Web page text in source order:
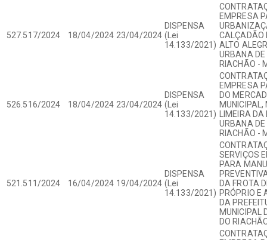
527.517/2024 18/04/2024 23/04/2024
DISPENSA
(Lei
14.133/2021)
EMPRESA
CALÇADÃO
ALTO
URBANA
RIACHÃO -
526.516/2024 18/04/2024 23/04/2024
DISPENSA
(Lei
14.133/2021)
EMPRESA
DO
MUNICIPAL,
LIMEIRA DA
URBANA
RIACHÃO -
521.511/2024 16/04/2024 19/04/2024
DISPENSA
(Lei
14.133/2021)
SERVIÇOS
PARA
DA FROTA
PRÓPRIO E
DA
MUNICIPAL
DO